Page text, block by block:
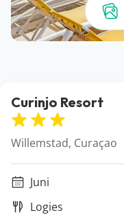
Curinjo Resort
Willemstad, Curaçao
Juni
Logies